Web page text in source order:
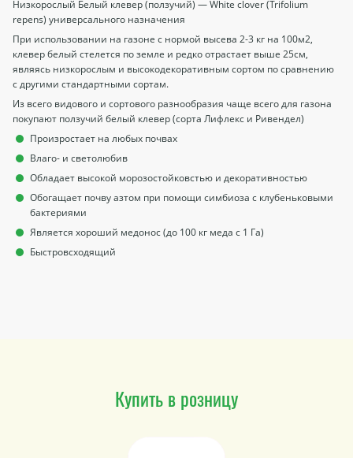
Низкорослый Белый клевер (ползучий) — White clover (Trifolium
repens) универсального назначения
При использовании на газоне с нормой высева 2-3 кг на 100м2,
клевер белый стелется по земле и редко отрастает выше 25см,
являясь низкорослым и высокодекоративным сортом по сравнению
с другими стандартными сортам.
Из всего видового и сортового разнообразия чаще всего для газона
покупают ползучий белый клевер (сорта Лифлекс и Ривендел)
Произростает на любых почвах
Влаго- и светолюбив
Обладает высокой морозостойковстью и декоративностью
Обогащает почву азтом при помощи симбиоза с клубеньковыми
бактериями
Является хороший медонос (до 100 кг меда с 1 Га)
Быстровсходящий
Купить в розницу